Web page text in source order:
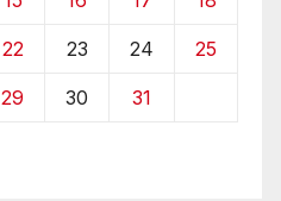
22 23 24 25
29 30 31